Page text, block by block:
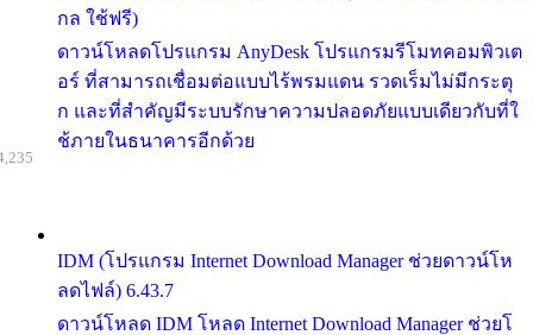
กล ใช้ฟรี)
ดาวน์โหลดโปรแกรม AnyDesk โปรแกรมรีโมทคอมพิวเต
อร์ ที่สามารถเชื่อมต่อแบบไร้พรมแดน รวดเร็มไม่มีกระตุ
ก และที่สำคัญมีระบบรักษาความปลอดภัยแบบเดียวกับที่ใ
ช้ภายในธนาคารอีกด้วย
IDM (โปรแกรม Internet Download Manager ช่วยดาวน์โห
ลดไฟล์) 6.43.7
ดาวน์โหลด IDM โหลด Internet Download Manager ช่วยโ